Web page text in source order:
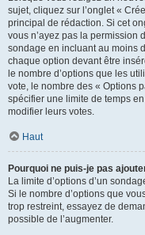
sujet, cliquez sur l’onglet «
principal de rédaction. Si cet
vous n’ayez pas la permission
sondage en incluant au moins
chaque option devant être
le nombre d’options que les
vote, le nombre des « Options
spécifier une limite de temps
modifier leurs votes.
Haut
Pourquoi ne puis-je pas
La limite d’options d’un
Si le nombre d’options que
trop restreint, essayez de
possible de l’augmenter.